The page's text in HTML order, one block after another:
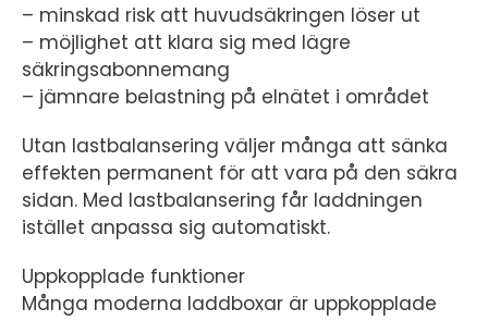
– minskad risk att huvudsäkringen löser ut
– möjlighet att klara sig med lägre
säkringsabonnemang
– jämnare belastning på elnätet i området
Utan lastbalansering väljer många att sänka
effekten permanent för att vara på den säkra
sidan. Med lastbalansering får laddningen
istället anpassa sig automatiskt.
Uppkopplade funktioner
Många moderna laddboxar är uppkopplade